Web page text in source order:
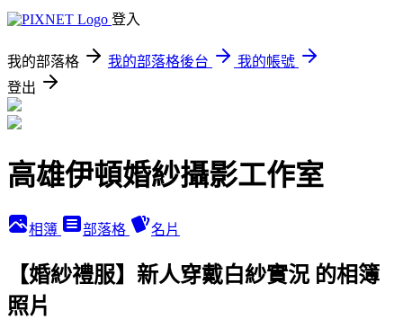
登入
我的部落格 我的部落格後台
我的帳號
登出
高雄伊頓婚紗攝影工作室
相簿 部落格 名片
【婚紗禮服】新人穿戴白紗實況 的相簿
照片